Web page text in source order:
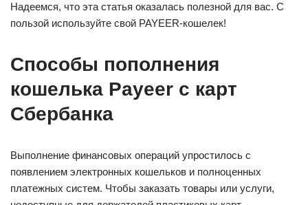
Надеемся, что эта статья оказалась полезной для вас. С
пользой используйте свой PAYEER-кошелек!
Способы пополнения
кошелька Payeer с карт
Сбербанка
Выполнение финансовых операций упростилось с
появлением электронных кошельков и полноценных
платежных систем. Чтобы заказать товары или услуги,